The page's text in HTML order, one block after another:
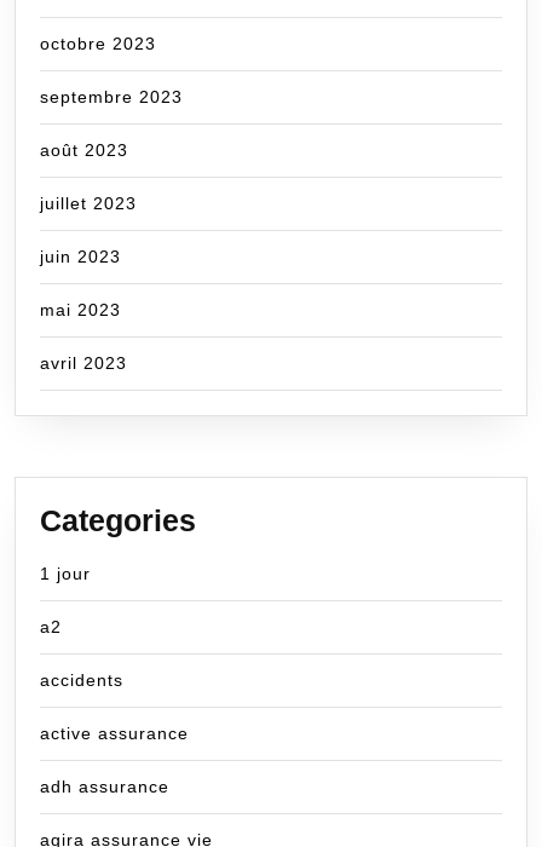
octobre 2023
septembre 2023
août 2023
juillet 2023
juin 2023
mai 2023
avril 2023
Categories
1 jour
a2
accidents
active assurance
adh assurance
agira assurance vie